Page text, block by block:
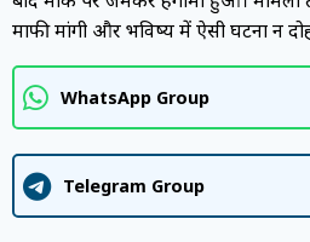
माफी मांगी और भविष्य में ऐसी घटना न
WhatsApp Group
Telegram Group